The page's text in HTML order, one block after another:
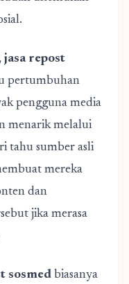
jasa repost
pertumbuhan
pengguna media
menarik melalui
tahu sumber asli
mereka
dan
jika merasa
sosmed biasanya